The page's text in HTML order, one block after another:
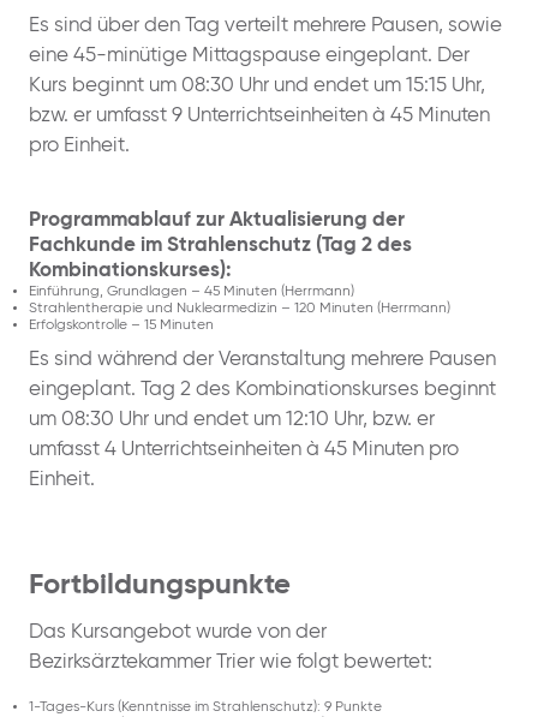
Es sind über den Tag verteilt mehrere Pausen, sowie
eine 45-minütige Mittagspause eingeplant. Der
Kurs beginnt um 08:30 Uhr und endet um 15:15 Uhr,
bzw. er umfasst 9 Unterrichtseinheiten à 45 Minuten
pro Einheit.
Programmablauf zur Aktualisierung der
Fachkunde im Strahlenschutz (Tag 2 des
Kombinationskurses):
Einführung, Grundlagen – 45 Minuten (Herrmann)
Strahlentherapie und Nuklearmedizin – 120 Minuten (Herrmann)
Erfolgskontrolle – 15 Minuten
Es sind während der Veranstaltung mehrere Pausen
eingeplant. Tag 2 des Kombinationskurses beginnt
um 08:30 Uhr und endet um 12:10 Uhr, bzw. er
umfasst 4 Unterrichtseinheiten à 45 Minuten pro
Einheit.
Fortbildungspunkte
Das Kursangebot wurde von der
Bezirksärztekammer Trier wie folgt bewertet:
1-Tages-Kurs (Kenntnisse im Strahlenschutz): 9 Punkte